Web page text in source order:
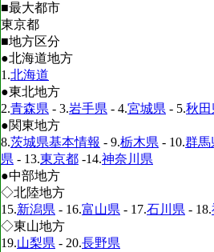
■最大都市
東京都
■地方区分
●北海道地方
1.北海道
●東北地方
2.青森県 - 3.岩手県 - 4.宮城県 - 5.秋田
●関東地方
8.茨城県基本情報 - 9.栃木県 - 10.群馬
県 - 13.東京都 -14.神奈川県
●中部地方
◇北陸地方
15.新潟県 - 16.富山県 - 17.石川県 - 18.
◇東山地方
19.山梨県 - 20.長野県